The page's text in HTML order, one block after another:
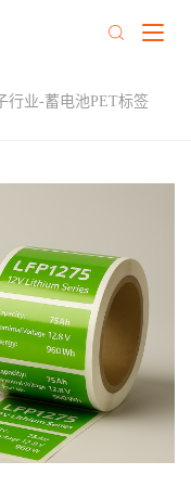
行业-蓄电池PET标签